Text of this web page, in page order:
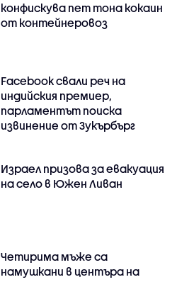
конфискува пет тона кокаин
от контейнеровоз
Facebook свали реч на
индийския премиер,
парламентът поиска
извинение от Зукърбърг
Израел призова за евакуация
на село в Южен Ливан
Четирима мъже са
намушкани в центъра на